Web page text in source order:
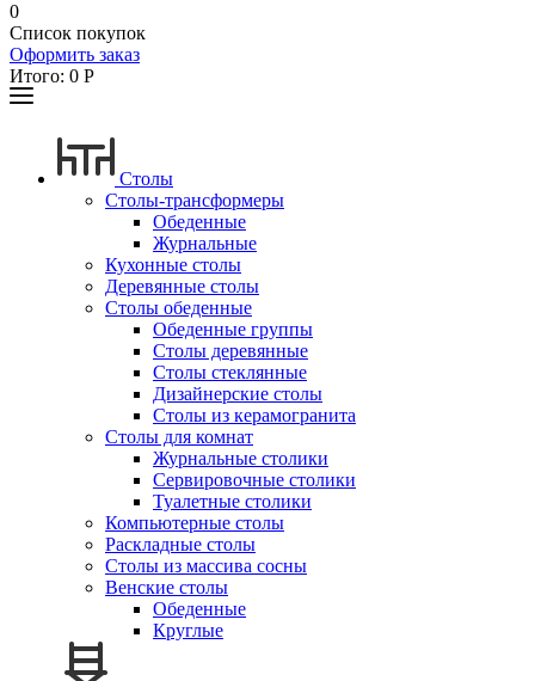
0
Список покупок
Оформить заказ
Итого: 0 Р
Столы
Столы-трансформеры
Обеденные
Журнальные
Кухонные столы
Деревянные столы
Столы обеденные
Обеденные группы
Столы деревянные
Столы стеклянные
Дизайнерские столы
Столы из керамогранита
Столы для комнат
Журнальные столики
Сервировочные столики
Туалетные столики
Компьютерные столы
Раскладные столы
Столы из массива сосны
Венские столы
Обеденные
Круглые